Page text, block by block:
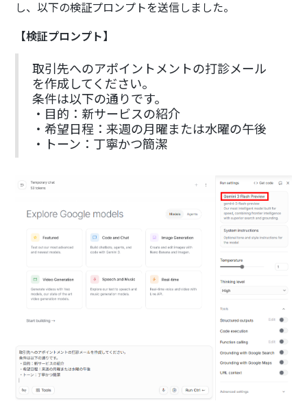
し、以下の検証プロンプトを送信しました。
【検証プロンプト】
取引先へのアポイントメントの打診メール
を作成してください。
条件は以下の通りです。
・目的：新サービスの紹介
・希望日程：来週の月曜または水曜の午後
・トーン：丁寧かつ簡潔